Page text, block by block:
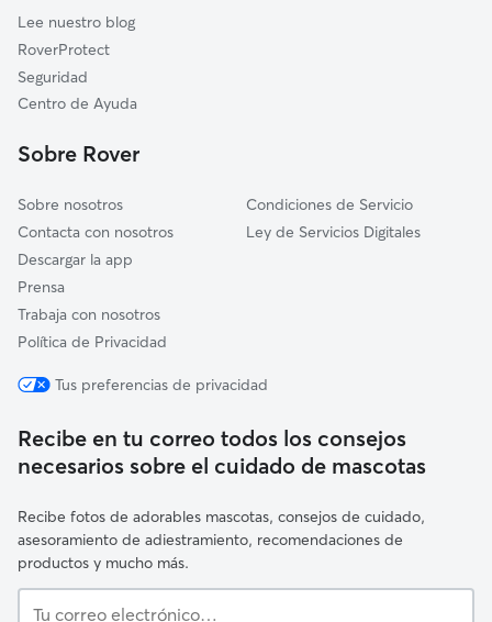
Canillas de Aceituno
Algarrobo
Alcaucín
Lee nuestro blog
RoverProtect
Seguridad
Centro de Ayuda
Sobre Rover
Sobre nosotros
Contacta con nosotros
Descargar la app
Prensa
Trabaja con nosotros
Política de Privacidad
Condiciones de Servicio
Ley de Servicios Digitales
Tus preferencias de privacidad
Recibe en tu correo todos los consejos
necesarios sobre el cuidado de mascotas
Recibe fotos de adorables mascotas, consejos de cuidado,
asesoramiento de adiestramiento, recomendaciones de
productos y mucho más.